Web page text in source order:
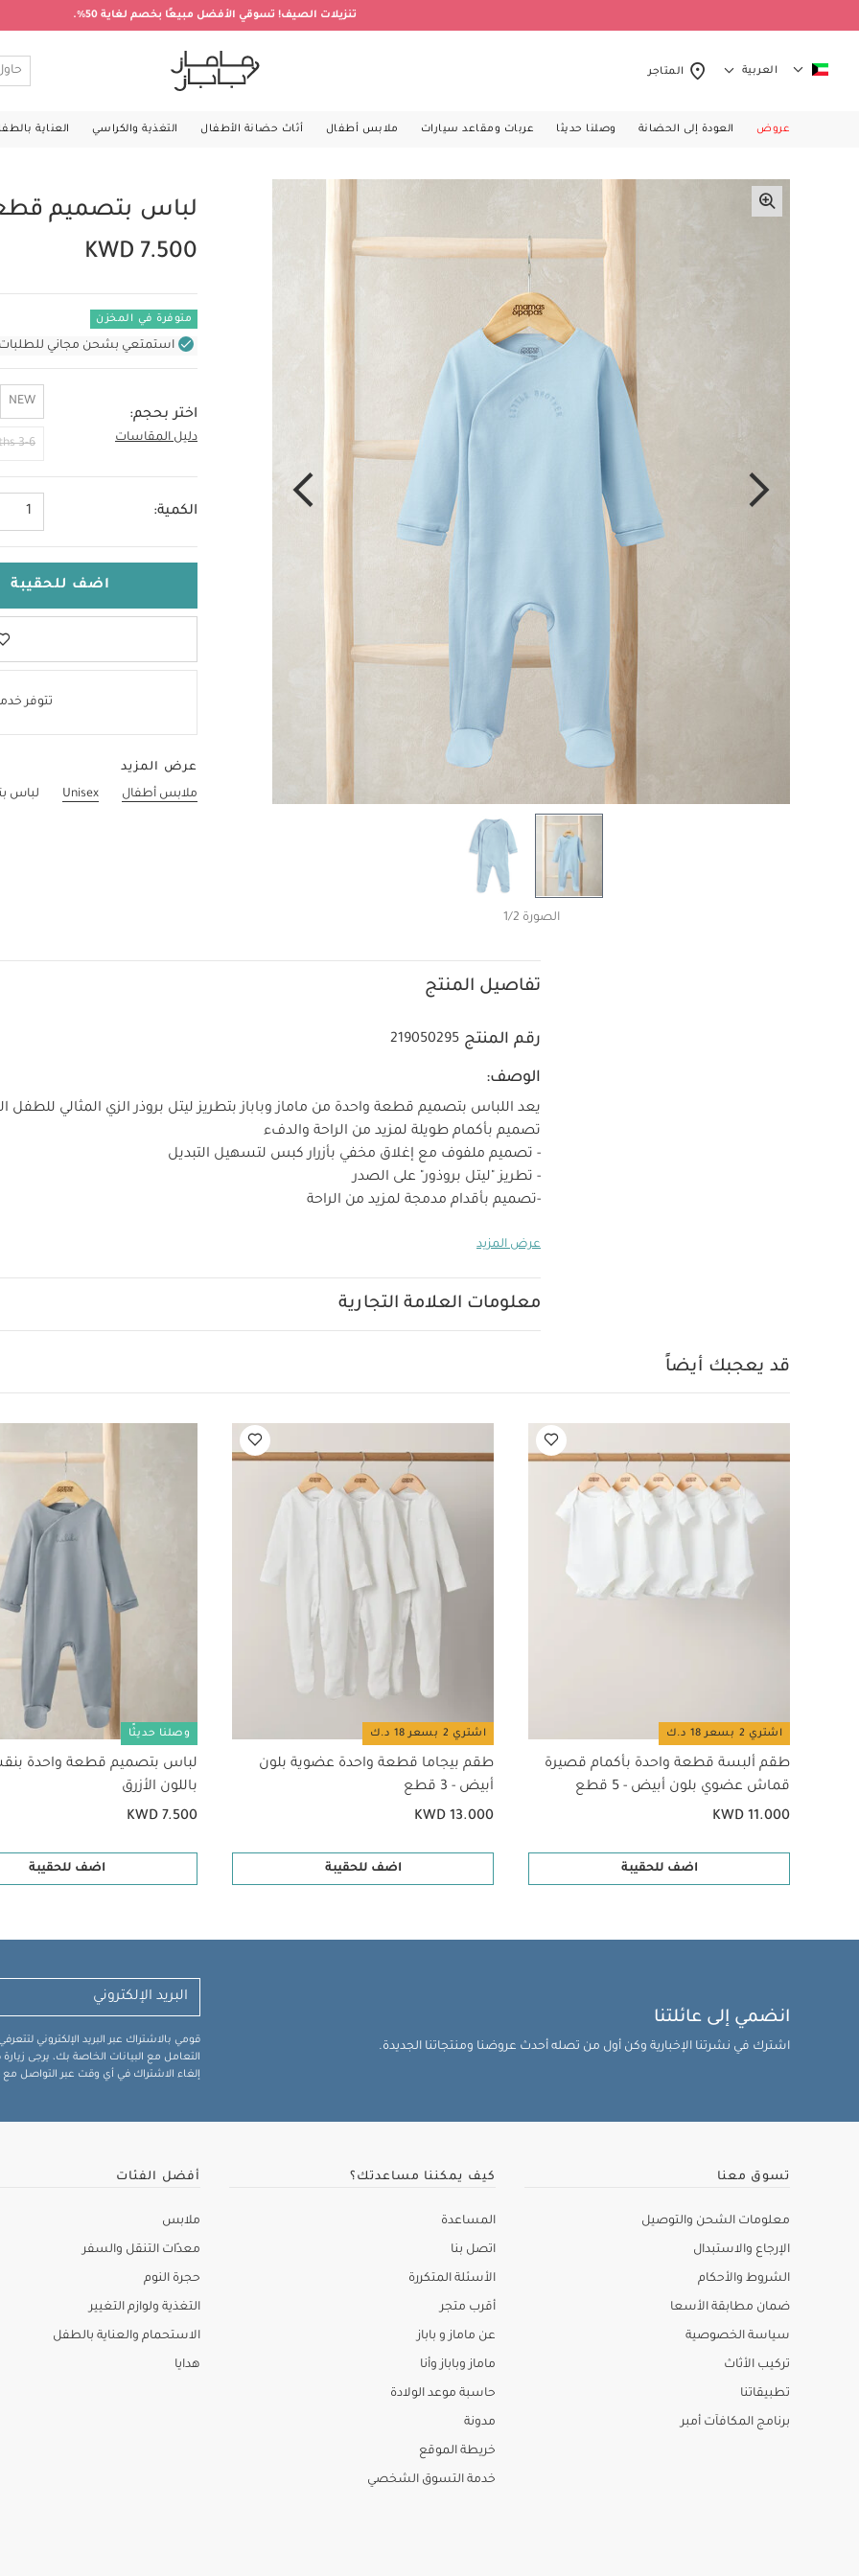
تنزيلات الصيف! تسوقي الأفضل مبيعًا بخصم لغاية 50%.
العربية المتاجر
عروض العودة إلى الحضانة وصلنا حديثا عربات ومقاعد سيارات ملابس أطفال أثاث حضانة الأطفال التغذية والكراسي العناية
الصورة 1/2
لباس بتصميم
KWD 7.500
متوفرة في المخزن
استمتعي بشحن مجاني للطلبات غير
اختر بحجم:
دليل المقاسات
NEW
3-6 Months 6-9 Months
الكمية: 1
اضف للحقيبة
تتوفر
عرض المزيد
ملابس أطفال
Unisex لباس
تفاصيل المنتج
رقم المنتج 219050295
الوصف:
يعد اللباس بتصميم قطعة واحدة من ماماز وباباز بتطريز ليتل بروذر الزي المثالي للطفل
تصميم بأكمام طويلة لمزيد من الراحة والدفء
- تصميم ملفوف مع إغلاق مخفي بأزرار كبس لتسهيل التبديل
- تطريز "ليتل بروذور" على الصدر
-تصميم بأقدام مدمجة لمزيد من الراحة
واحدة باللون الأزرق يتميز بتطريز ليتل بروذر" الناعم على الصدر، ليكون خيارًا لطيفًا للطفل
الحفاضات بسهولة. مصنوع من قطن ناعم 100% لضمان الراحة طوال اليوم.
عرض المزيد
معلومات العلامة التجارية
قد يعجبك أيضاً
اشتري 2 بسعر 18 د.ك
طقم ألبسة قطعة واحدة بأكمام قصيرة
قماش عضوي بلون أبيض - 5 قطع
KWD 11.000
اضف للحقيبة
اشتري 2 بسعر 18 د.ك
طقم بيجاما قطعة واحدة عضوية بلون
أبيض - 3 قطع
KWD 13.000
اضف للحقيبة
وصلنا حديثًا
لباس بتصميم قطعة واحدة
باللون الأزرق
KWD 7.500
اضف للحقيبة
انضمي إلى عائلتنا
اشترك في نشرتنا الإخبارية وكن أول من تصله أحدث عروضنا ومنتجاتنا الجديدة.
قومي بالاشتراك عبر البريد الإلكتروني
التعامل مع البيانات الخاصة بك، يرجى
إلغاء الاشتراك في أي وقت عبر التواصل مع
تسوق معنا
معلومات الشحن والتوصيل
الإرجاع والاستبدال
الشروط والأحكام
ضمان مطابقة الأسعا
سياسة الخصوصية
تركيب الأثاث
تطبيقاتنا
برنامج المكافآت أمبر
كيف يمكننا مساعدتك؟
المساعدة
اتصل بنا
الأسئلة المتكررة
أقرب متجر
عن ماماز و باباز
ماماز وباباز وأنا
حاسبة موعد الولادة
مدونة
خريطة الموقع
خدمة التسوق الشخصي
أفضل الفئات
ملابس
معدّات التنقل والسفر
حجرة النوم
التغذية ولوازم التغيير
الاستحمام والعناية بالطفل
هدايا